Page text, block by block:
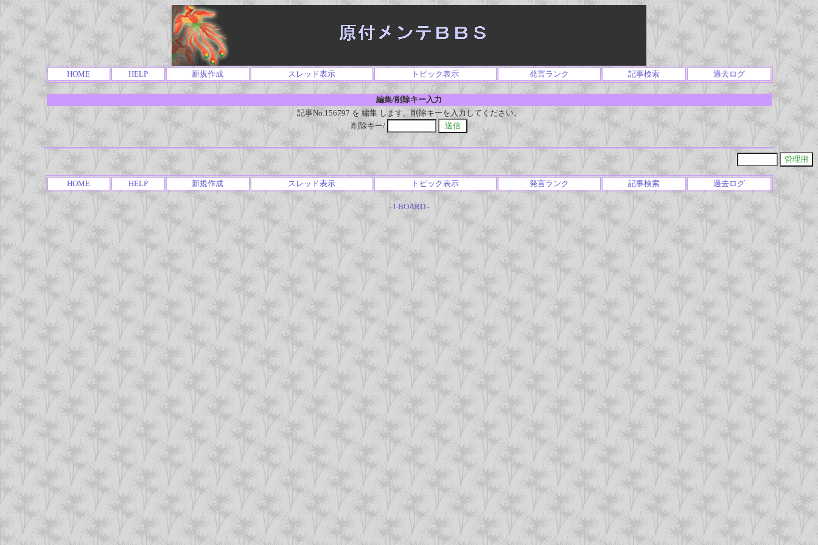
HOME HELP 新規作成 スレッド表示 トピック表示 発言ランク 記事検索 過去ログ
編集/削除キー入力
記事No.156797 を 編集 します。削除キーを入力してください。
削除キー/
HOME HELP 新規作成 スレッド表示 トピック表示 発言ランク 記事検索 過去ログ
- I-BOARD-